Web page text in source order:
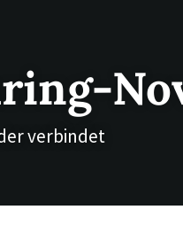
verbindet